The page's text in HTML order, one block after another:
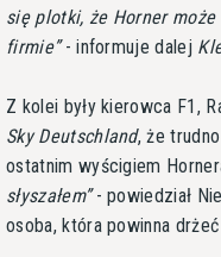
się plotki, że Horner
firmie - informuje dalej
Z kolei były kierowca F1,
Sky Deutschland, że
ostatnim wyścigiem
słyszałem - powiedział
osoba, która powinna